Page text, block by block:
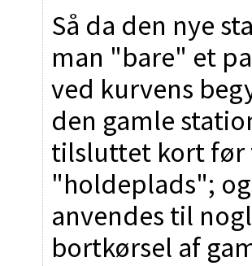
Så da den nye
man "bare" et
ved kurvens
den gamle
tilsluttet kort
"holdeplads";
anvendes til
bortkørsel af